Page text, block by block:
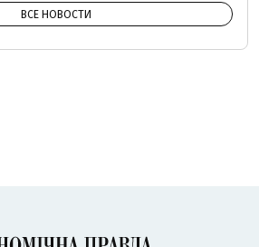
ВСЕ НОВОСТИ